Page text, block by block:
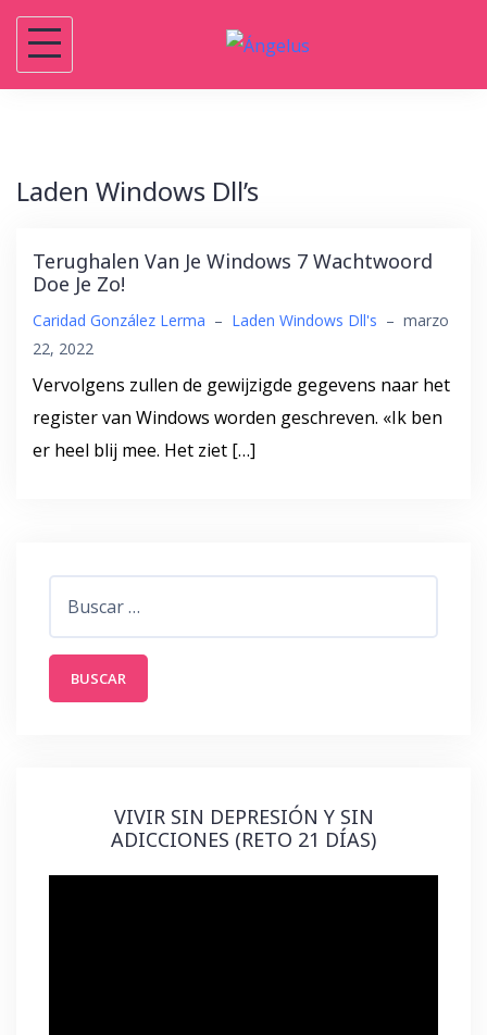
Saltar
contenido
Laden Windows Dll’s
Terughalen Van Je Windows 7 Wachtwoord
Doe Je Zo!
Caridad González Lerma – Laden Windows Dll's – marzo
22, 2022
Vervolgens zullen de gewijzigde gegevens naar het
register van Windows worden geschreven. «Ik ben
er heel blij mee. Het ziet […]
VIVIR SIN DEPRESIÓN Y SIN
ADICCIONES (RETO 21 DÍAS)